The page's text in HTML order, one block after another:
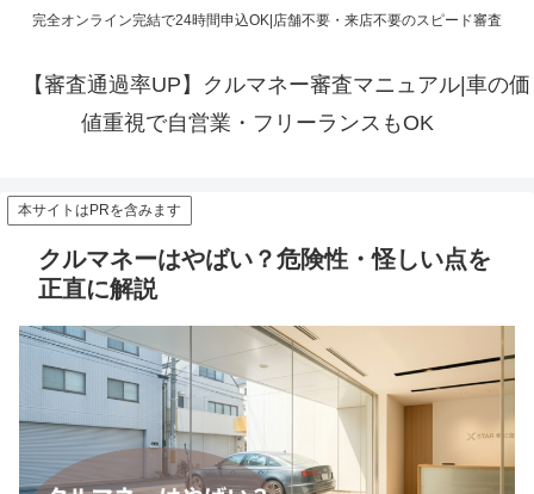
完全オンライン完結で24時間申込OK|店舗不要・来店不要のスピード審査
【審査通過率UP】クルマネー審査マニュアル|車の価
値重視で自営業・フリーランスもOK
本サイトはPRを含みます
クルマネーはやばい？危険性・怪しい点を
正直に解説